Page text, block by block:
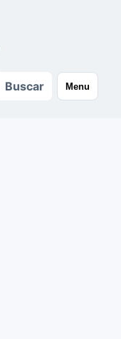
Buscar Menu